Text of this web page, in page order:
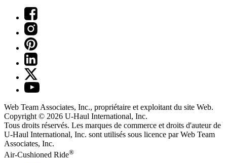
Web Team Associates, Inc., propriétaire et exploitant du site Web.
Copyright © 2026 U-Haul International, Inc.
Tous droits réservés. Les marques de commerce et droits d'auteur de
U-Haul International, Inc. sont utilisés sous licence par Web Team
Associates, Inc.
Air-Cushioned Ride®